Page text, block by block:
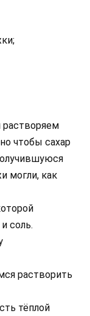
растворяем
чтобы сахар
могли, как
соль.
растворить
тёплой